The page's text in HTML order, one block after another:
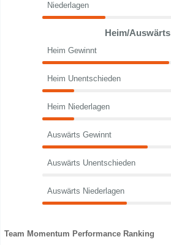
Niederlagen
Heim/Auswärts
Heim Gewinnt
Heim Unentschieden
Heim Niederlagen
Auswärts Gewinnt
Auswärts Unentschieden
Auswärts Niederlagen
Team Momentum Performance Ranking